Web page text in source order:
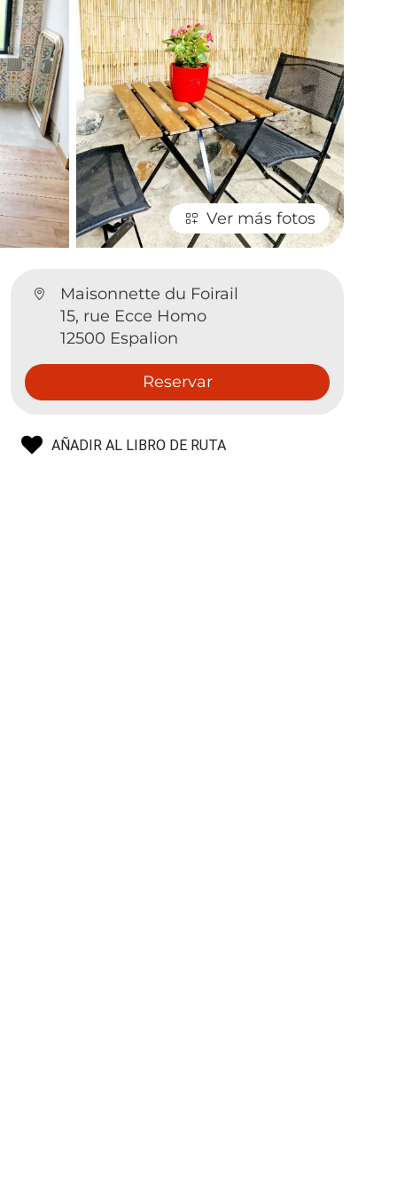
Ver más fotos
Maisonnette du Foirail
15, rue Ecce Homo
12500 Espalion
Reservar
AÑADIR AL LIBRO DE RUTA